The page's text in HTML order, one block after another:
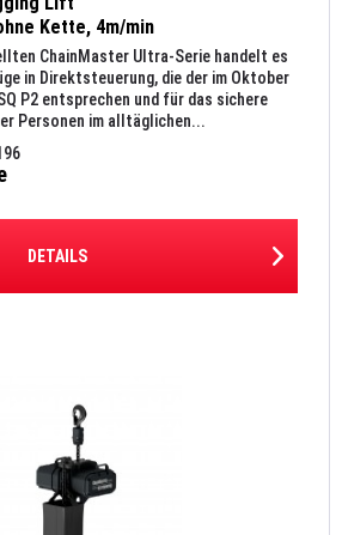
Kette, 4m/min
ChainMaster Ultra-Serie handelt es
in Direktsteuerung, die der im Oktober
P2 entsprechen und für das sichere
Personen im alltäglichen...
DETAILS